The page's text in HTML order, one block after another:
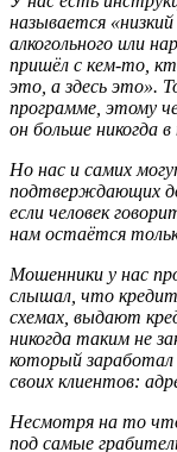
называется
алкогольного или
пришёл с кем-то,
это, а здесь это».
программе, этому
он больше никогда
Но нас и самих
подтверждающих
если человек
нам остаётся
Мошенники у нас
слышал, что
схемах, выдают
никогда таким не
который
своих клиентов:
Несмотря на то
под самые